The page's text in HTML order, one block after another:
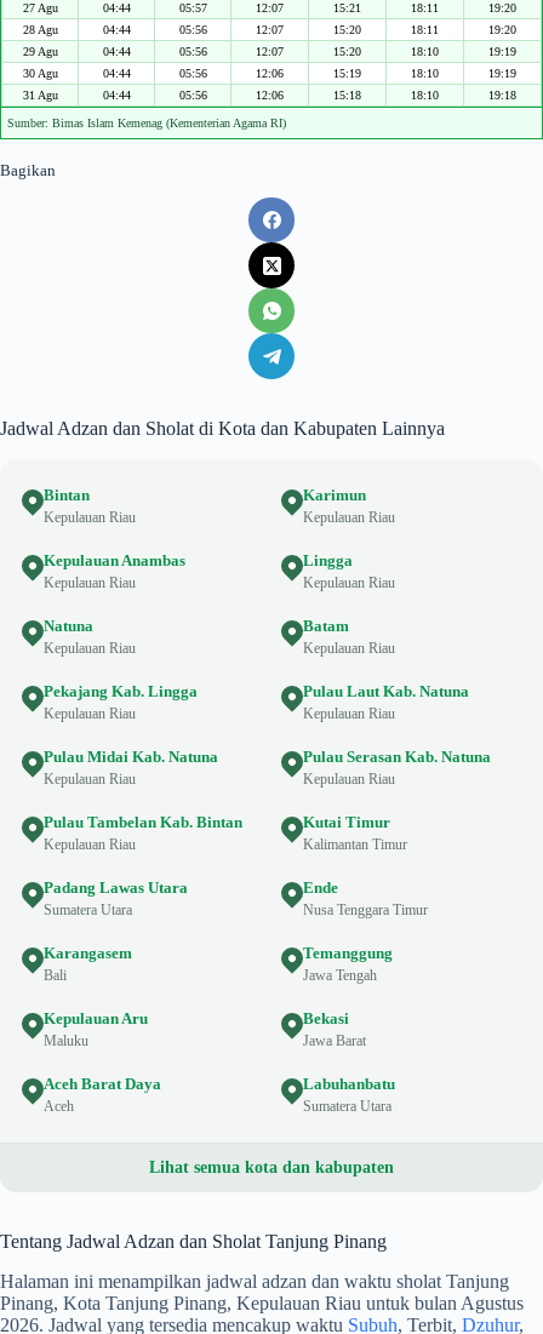
27 Agu
04:44 05:57 12:07 15:21 18:11
19:20
28 Agu
04:44 05:56 12:07 15:20 18:11
19:20
29 Agu
04:44 05:56 12:07 15:20 18:10
19:19
30 Agu
04:44 05:56 12:06 15:19 18:10
19:19
31 Agu
04:44 05:56 12:06 15:18 18:10 19:18
Sumber: Bimas Islam Kemenag (Kementerian Agama RI)
Bagikan
Jadwal Adzan dan Sholat di Kota dan Kabupaten Lainnya
Bintan
Kepulauan Riau
Karimun
Kepulauan Riau
Kepulauan Anambas
Kepulauan Riau
Lingga
Kepulauan Riau
Natuna
Kepulauan Riau
Batam
Kepulauan Riau
Pekajang Kab. Lingga
Kepulauan Riau
Pulau Laut Kab. Natuna
Kepulauan Riau
Pulau Midai Kab. Natuna
Kepulauan Riau
Pulau Serasan Kab. Natuna
Kepulauan Riau
Pulau Tambelan Kab. Bintan
Kepulauan Riau
Kutai Timur
Kalimantan Timur
Padang Lawas Utara
Sumatera Utara
Ende
Nusa Tenggara Timur
Karangasem
Bali
Temanggung
Jawa Tengah
Kepulauan Aru
Maluku
Bekasi
Jawa Barat
Aceh Barat Daya
Aceh
Labuhanbatu
Sumatera Utara
Lihat semua kota dan kabupaten
Tentang Jadwal Adzan dan Sholat Tanjung Pinang
Halaman ini menampilkan jadwal adzan dan waktu sholat Tanjung
Pinang, Kota Tanjung Pinang, Kepulauan Riau untuk bulan Agustus
2026. Jadwal yang tersedia mencakup waktu Subuh, Terbit, Dzuhur,